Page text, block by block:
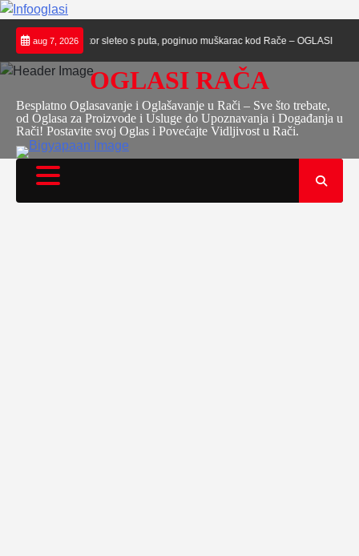
Skip
content
aug 7, 2026
RAČA Traktor sleteo s puta, poginuo muškarac kod Rače – OGLASI RAČA
OGLASI RAČA
Besplatno Oglasavanje i Oglašavanje u Rači – Sve što trebate,
od Oglasa za Proizvode i Usluge do Upoznavanja i Događanja u
Rači! Postavite svoj Oglas i Povećajte Vidljivost u Rači.